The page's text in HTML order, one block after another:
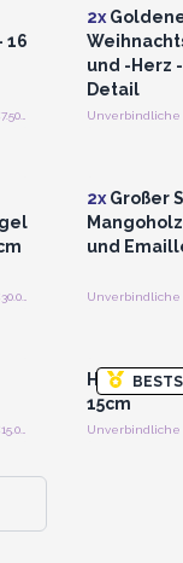
16
2x
und -Herz
Detail
2xGroßer
und
Hati-Hati
15cm